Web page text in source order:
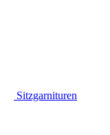
Sitzgarnituren